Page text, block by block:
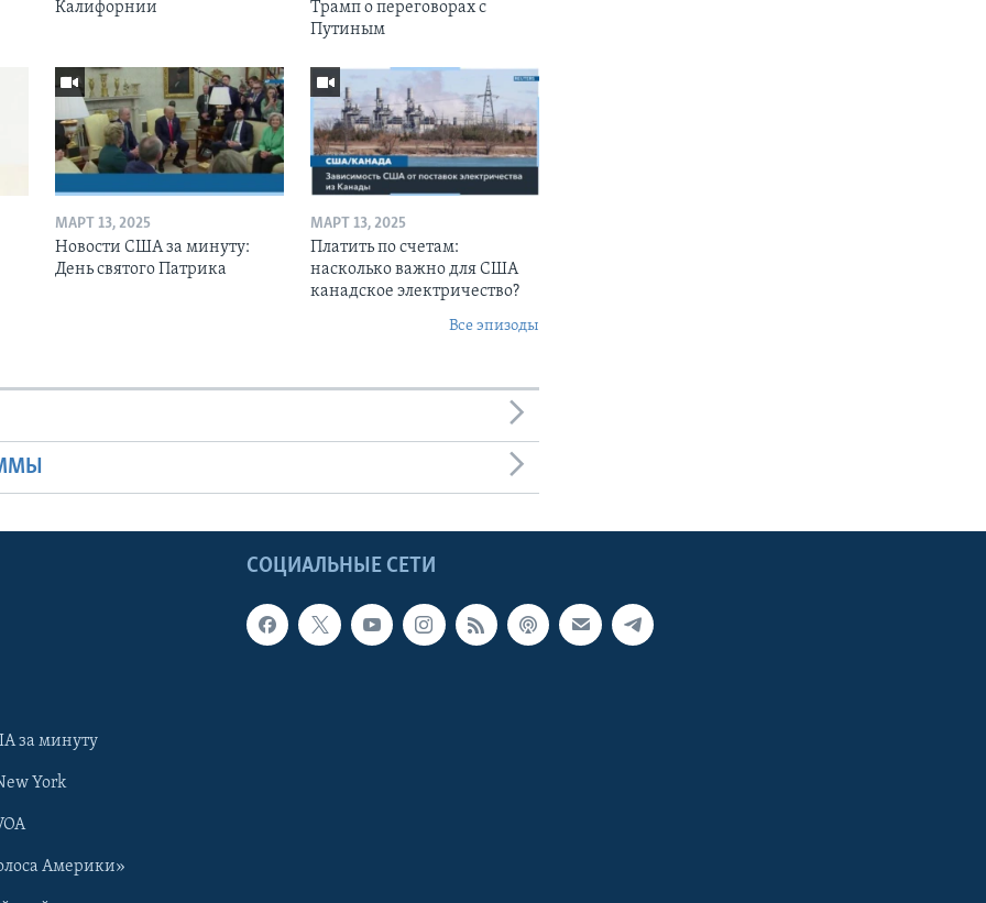
Калифорнии
Трамп о переговорах с
Путиным
МАРТ 13, 2025
Новости США за минуту:
День святого Патрика
МАРТ 13, 2025
Платить по счетам:
насколько важно для США
канадское электричество?
Все эпизоды
СОЦИАЛЬНЫЕ СЕТИ
за минуту
York
Америки»